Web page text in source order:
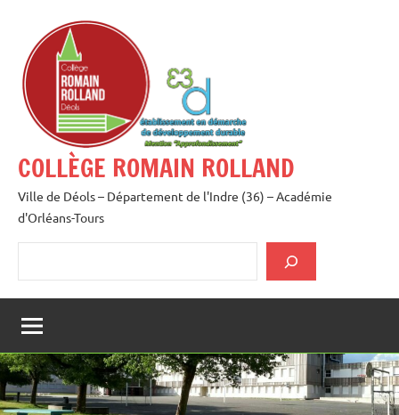
contenu
COLLÈGE ROMAIN ROLLAND
Ville de Déols – Département de l'Indre (36) – Académie
d'Orléans-Tours